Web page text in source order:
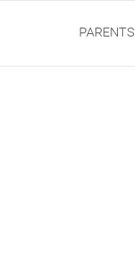
PARENTS